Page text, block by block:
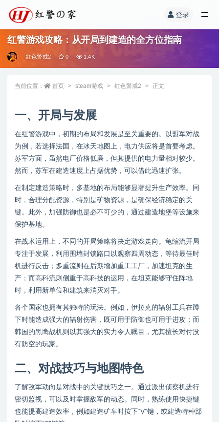
登录
红警游戏攻略：从开局到建造的全方位指南
红色警戒2 0 1.4K
当前位置： 首页 steam游戏 红色警戒2 正文
一、开局与发展
在红警游戏中，初期的布局和发展是至关重要的。以盟军对战
为例，若选择法国，在冰天地图上，电力供应将是首要考虑。
苏军方面，虽然电厂价格低廉，但其提供的电力量相对较少。
然而，苏军在建造速度上占据优势，可以借此迅速扩张。
在制定建造策略时，多基地的布局能够显著提升生产效率。同
时，合理分配资源，特别是矿物资源，是确保经济稳定的关
键。此外，加强防御也是必不可少的，通过建造地堡等设施来
保护基地。
在战术运用上，不同的开局策略将决定游戏走向。龟缩流开局
专注于发展，利用围墙封锁路口以观察四周动态，等待最佳时
机进行反击；多重流则在后期增加重工工厂，加速坦克的生
产；而高科流则侧重于高科技的运用，在坦克能够守住阵地
时，利用新单位和建筑来消灭对手。
各个国家也拥有其独特的玩法。例如，伊拉克的辐射工兵在蹲
下时能造成强大的辐射伤害，既可用于防御也可用于进攻；而
韩国的黑鹰战机则以其强大的实力令人瞩目，尤其擅长对付没
有防空的玩家。
二、对战技巧与地图特色
了解敌军动向是对战中的关键技巧之一。通过派出侦察机进行
密切监视，可以及时掌握敌军的动态。同时，熟练使用快捷键
也能提高建造效率，例如建造矿车时按下“V”键，或建造特种部